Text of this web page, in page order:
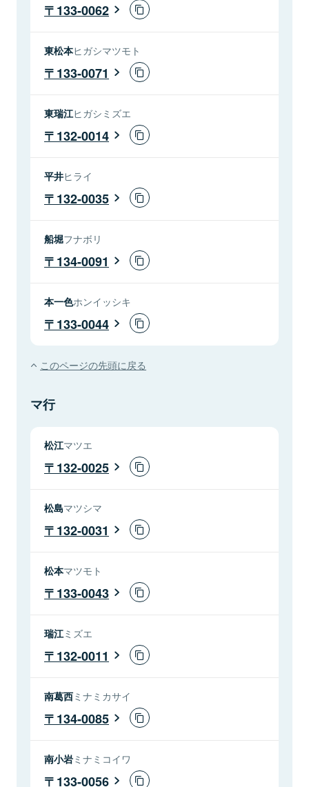
133-0062
東松本ヒガシマツモト
133-0071
東瑞江ヒガシミズエ
132-0014
平井ヒライ
132-0035
船堀フナボリ
134-0091
本一色ホンイッシキ
133-0044
このページの先頭に戻る
マ行
松江マツエ
132-0025
松島マツシマ
132-0031
松本マツモト
133-0043
瑞江ミズエ
132-0011
南葛西ミナミカサイ
134-0085
南小岩ミナミコイワ
133-0056